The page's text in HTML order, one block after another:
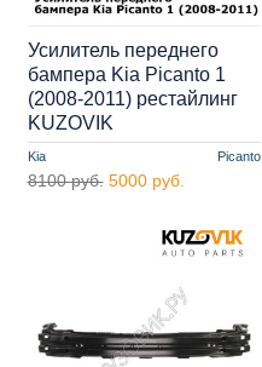
Kia Picanto
Усилитель переднего
бампера Kia Picanto 1
(2008-2011) рестайлинг
KUZOVIK
8100 руб. 5000 руб.